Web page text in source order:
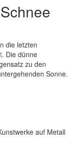
die letzten
. Die dünne
zu den
Sonne.
auf Metall